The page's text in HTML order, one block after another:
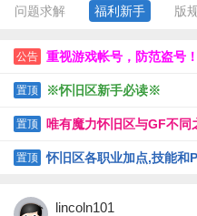
问题求解 福利新手 版
公告 重视游戏帐号，防范盗号
置顶 ※怀旧区新手必读※
置顶 唯有魔力怀旧区与GF不
南）
置顶 怀旧区各职业加点,技能和
lincoln101